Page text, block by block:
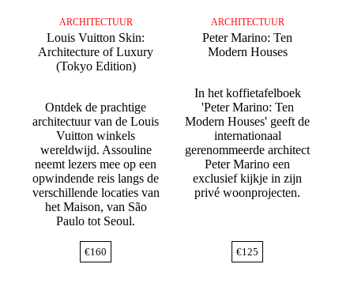
ARCHITECTUUR
Louis Vuitton Skin:
Architecture of Luxury
(Tokyo Edition)
Ontdek de prachtige
architectuur van de Louis
Vuitton winkels
wereldwijd. Assouline
neemt lezers mee op een
opwindende reis langs de
verschillende locaties van
het Maison, van São
Paulo tot Seoul.
€160
ARCHITECTUUR
Peter Marino: Ten
Modern Houses
In het koffietafelboek
'Peter Marino: Ten
Modern Houses' geeft de
internationaal
gerenommeerde architect
Peter Marino een
exclusief kijkje in zijn
privé woonprojecten.
€125